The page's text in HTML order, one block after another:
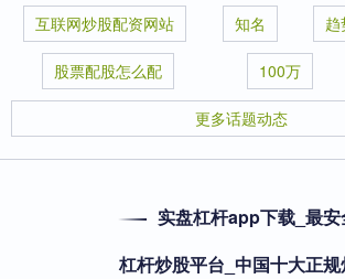
互联网炒股配资网站 知名 趋
股票配股怎么配 100万
更多话题动态
实盘杠杆app下载_最
杠杆炒股平台_中国十大正规